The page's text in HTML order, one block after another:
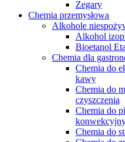
Zegary
Chemia przemysłowa
Alkohole
Alkohol
Bioetanol
Chemia dla
Chemia do
kawy
Chemia do
czyszczenia
Chemia do
Chemia do